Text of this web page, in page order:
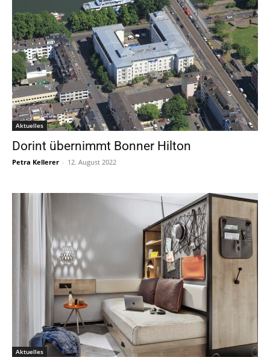
Aktuelles
Dorint übernimmt Bonner Hilton
Petra Kellerer - 12. August 2022
Aktuelles